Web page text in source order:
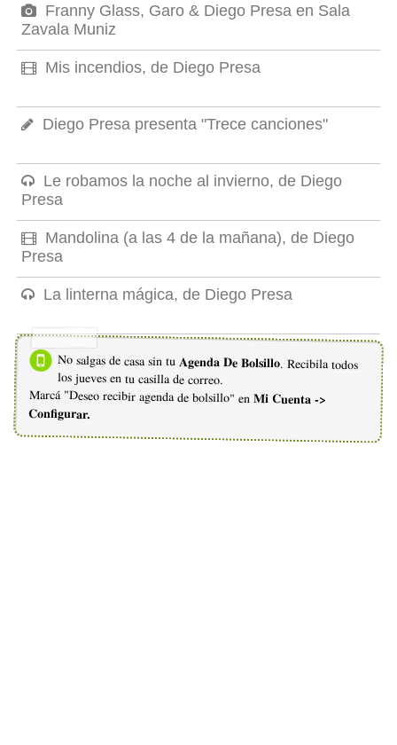
Franny Glass, Garo & Diego Presa en Sala
Zavala Muniz
Mis incendios, de Diego Presa
Diego Presa presenta "Trece canciones"
Le robamos la noche al invierno, de Diego
Presa
Mandolina (a las 4 de la mañana), de Diego
Presa
La linterna mágica, de Diego Presa
No salgas de casa sin tu Agenda De Bolsillo. Recibila todos
los jueves en tu casilla de correo.
Marcá "Deseo recibir agenda de bolsillo" en Mi Cuenta ->
Configurar.